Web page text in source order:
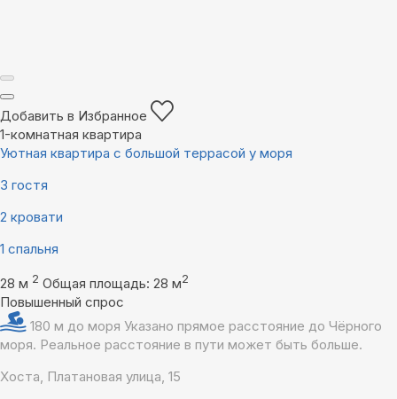
Добавить в Избранное
1-комнатная квартира
Уютная квартира с большой террасой у моря
3 гостя
2 кровати
1 спальня
28 м 2 Общая площадь: 28 м2
Повышенный спрос
180 м до моря Указано прямое расстояние до Чёрного
моря. Реальное расстояние в пути может быть больше.
Хоста, Платановая улица, 15